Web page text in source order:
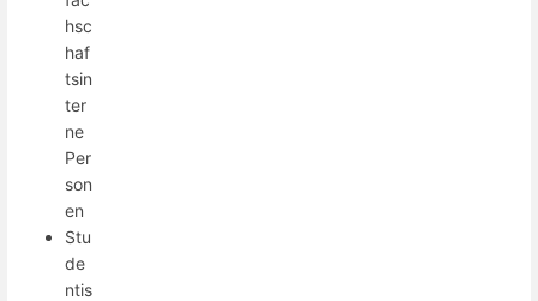
hsc
haf
tsin
ter
ne
Per
son
en
Stu
de
ntis